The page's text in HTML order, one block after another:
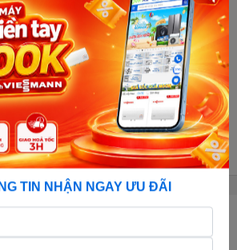
205 lít
Tủ lạnh Hisense Inverter 249 lít
RT328N4EBND
5.990.000đ
VIỆT NAM
cấp: 05/10/2017 - Nơi cấp: Sở KH & ĐT TP.Hà
TIN NHẬN NGAY ƯU ĐÃI